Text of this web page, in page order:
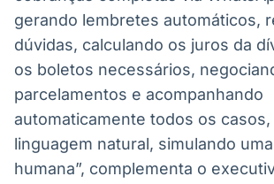
IA
Em breve
BroadFast
Em breve
gerando lembretes automáticos,
dúvidas, calculando os juros da
os boletos necessários,
parcelamentos e acompanhando
automaticamente todos os
linguagem natural, simulando
humana”, complementa o